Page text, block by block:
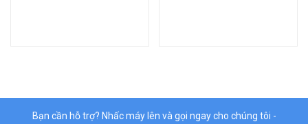
Bạn cần hỗ trợ? Nhấc máy lên và gọi ngay cho chúng tôi -